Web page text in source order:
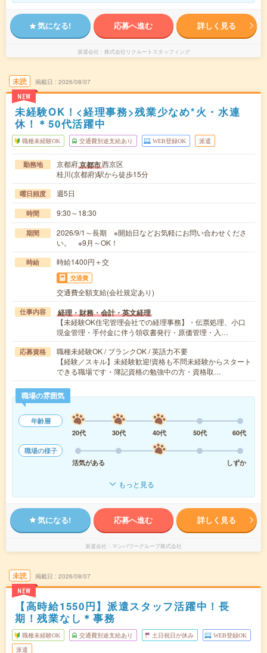
気になる! 応募へ進む 詳しく見る
派遣会社 株式会社リクルートスタッフィング
未読
NEW
掲載日 2026/08/07
未経験OK！<経理事務>残業少なめ*火・水連
休！＊50代活躍中
職種未経験OK 交通費別途支給あり WEB登録OK 派遣
勤務地 京都府京都市西京区
桂川(京都府)駅から徒歩15分
曜日頻度 週5日
時間 9:30～18:30
期間
2026/9/1～長期 ※開始日などお気軽にお問い合わせくださ
い。 ※9月～OK！
時給 時給1400円＋交
交通費
交通費全額支給(会社規定あり)
仕事内容 経理・財務・会計・英文経理
【未経験OK住宅管理会社での経理事務】・伝票処理、小口
現金管理・手付金に伴う領収書発行・原価管理・入…
応募資格
職種未経験OK / ブランクOK / 英語力不要
【経験／スキル】未経験歓迎!資格も不問未経験からスタート
できる職場です・簿記資格の勉強中の方・資格取…
職場の雰囲気
年齢層
20代
30代 40代 50代
60代
職場の様子
活気がある
しずか
もっと見る
気になる! 応募へ進む 詳しく見る
派遣会社 マンパワーグループ株式会社
未読
NEW
掲載日 2026/08/07
【高時給1550円】派遣スタッフ活躍中！長
期！残業なし＊事務
職種未経験OK 交通費別途支給あり 土日祝日が休み WEB登録OK
派遣